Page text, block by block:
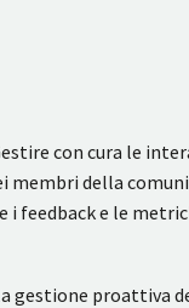
con cura le
membri della
feedback e le
gestione proattiva